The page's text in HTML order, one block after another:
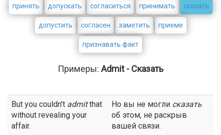
принять допускать согласиться принимать сказать
допустить согласен заметить приеме
признавать факт
Примеры: Admit - Сказать
But you couldn't admitthat
without revealing your
affair.
Но вы не могли сказать
об этом, не раскрыв
вашей связи.